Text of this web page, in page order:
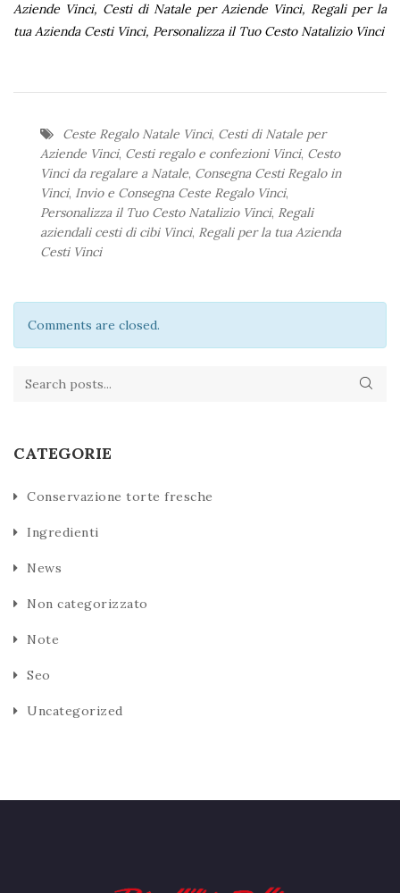
Aziende Vinci, Cesti di Natale per Aziende Vinci, Regali per la
tua Azienda Cesti Vinci, Personalizza il Tuo Cesto Natalizio Vinci
Ceste Regalo Natale Vinci, Cesti di Natale per
Aziende Vinci, Cesti regalo e confezioni Vinci, Cesto
Vinci da regalare a Natale, Consegna Cesti Regalo in
Vinci, Invio e Consegna Ceste Regalo Vinci,
Personalizza il Tuo Cesto Natalizio Vinci, Regali
aziendali cesti di cibi Vinci, Regali per la tua Azienda
Cesti Vinci
Comments are closed.
CATEGORIE
Conservazione torte fresche
Ingredienti
News
Non categorizzato
Note
Seo
Uncategorized